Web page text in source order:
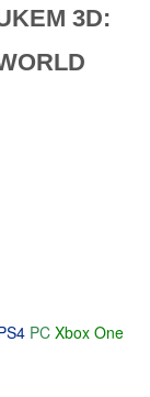
3D:
PC Xbox One